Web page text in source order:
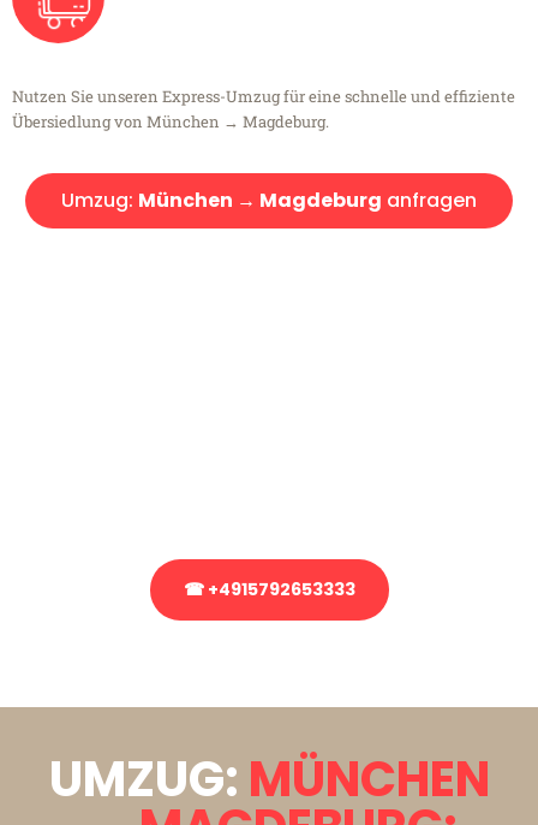
Nutzen Sie unseren Express-Umzug für eine schnelle und effiziente
Übersiedlung von München → Magdeburg.
Umzug: München → Magdeburg anfragen
☎ +4915792653333
UMZUG: MÜNCHEN